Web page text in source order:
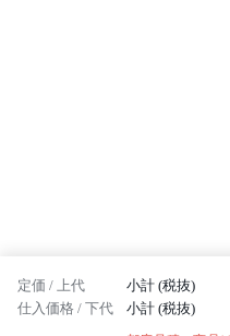
定価 / 上代 小計 (税抜)
仕入価格 / 下代 小計 (税抜)